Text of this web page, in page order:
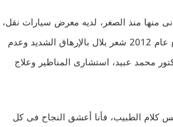
منها منذ الصغر، لديه معرض سيارات نقل،
ويعانى منذ صغره من السمنة وتزايد الوزن معه كلما زاد عمره، ولكن فى مطلع عام 2012 شعر بلال بالإرهاق الشديد وعدم
محمد عبيد، استشارى المناظير وعلاج
كلام الطبيب، فأنا أعشق النجاح فى كل